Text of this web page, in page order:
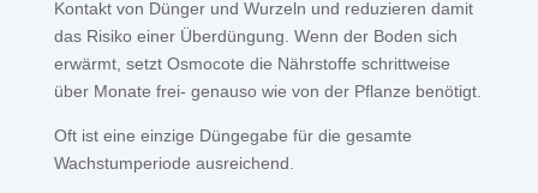
Kontakt von Dünger und Wurzeln und reduzieren damit
das Risiko einer Überdüngung. Wenn der Boden sich
erwärmt, setzt Osmocote die Nährstoffe schrittweise
über Monate frei- genauso wie von der Pflanze benötigt.
Oft ist eine einzige Düngegabe für die gesamte
Wachstumperiode ausreichend.